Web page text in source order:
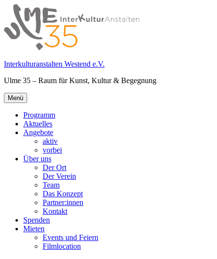
Springe
zum
Inhalt
Interkulturanstalten Westend e.V.
Ulme 35 – Raum für Kunst, Kultur & Begegnung
Primäres
Menü
Menü
Programm
Aktuelles
Angebote
aktiv
vorbei
Über uns
Der Ort
Der Verein
Team
Das Konzept
Partner:innen
Kontakt
Spenden
Mieten
Events und Feiern
Filmlocation